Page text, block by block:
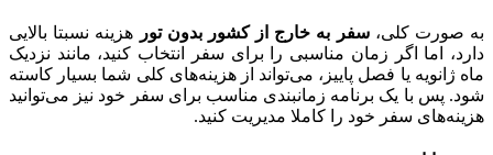
به صورت کلی،سفر به خارج از کشور بدون تور
هزینه نسبتا بالایی
دارد، اما اگر زمان مناسبی را برای سفر انتخاب کنید، مانند نزدیک
ماه ژانویه یا فصل پاییز، می‌تواند از هزینه‌های کلی شما بسیار کاسته
شود. پس با یک برنامه زمانبندی مناسب برای سفر خود نیز می‌توانید
هزینه‌های سفر خود را کاملا مدیریت کنید.